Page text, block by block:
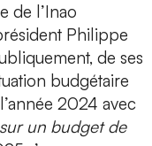
de l’Inao
Philippe
de ses
budgétaire
2024 avec
un budget de